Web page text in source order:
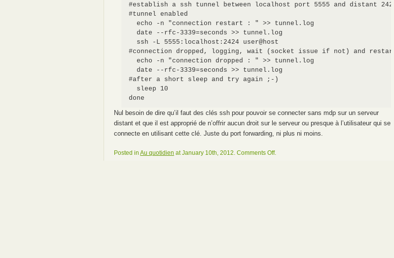
#establish a ssh tunnel between localhost port 5555 and distant 2424
#tunnel enabled
  echo -n "connection restart : " >> tunnel.log
  date --rfc-3339=seconds >> tunnel.log
  ssh -L 5555:localhost:2424 user@host
#connection dropped, logging, wait (socket issue if not) and restart
  echo -n "connection dropped : " >> tunnel.log
  date --rfc-3339=seconds >> tunnel.log
#after a short sleep and try again ;-)
  sleep 10
Nul besoin de dire qu’il faut des clés ssh pour pouvoir se connecter sans mdp sur un serveur
distant et que il est approprié de n’offrir aucun droit sur le serveur ou presque à l’utilisateur qui se
connecte en utilisant cette clé. Juste du port forwarding, ni plus ni moins.
Posted inAu quotidien at January 10th, 2012.Comments Offon
.